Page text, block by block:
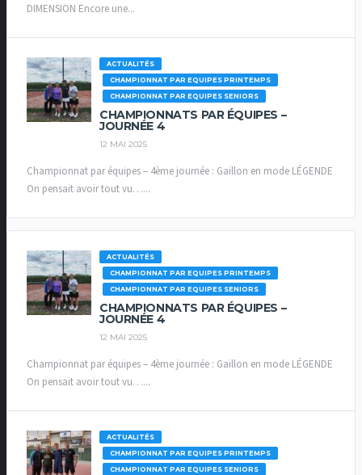
DIMENSION Encore une...
ACTUALITÉS
CHAMPIONNAT PAR EQUIPES PRINTEMPS
CHAMPIONNAT PAR EQUIPES SENIORS
CHAMPIONNATS PAR ÉQUIPES –
JOURNÉE 4
12 MAI 2025
Championnat par équipes – 4ème journée : Gaillon en mode LÉGENDE
On pensait avoir tout vu…...
ACTUALITÉS
CHAMPIONNAT PAR EQUIPES PRINTEMPS
CHAMPIONNAT PAR EQUIPES SENIORS
CHAMPIONNATS PAR ÉQUIPES –
JOURNÉE 4
12 MAI 2025
Championnat par équipes – 4ème journée : Gaillon en mode LÉGENDE
On pensait avoir tout vu…...
ACTUALITÉS
CHAMPIONNAT PAR EQUIPES PRINTEMPS
CHAMPIONNAT PAR EQUIPES SENIORS